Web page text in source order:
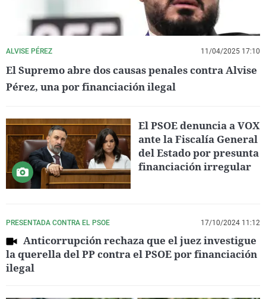
ALVISE PÉREZ 11/04/2025 17:10
El Supremo abre dos causas penales contra Alvise
Pérez, una por financiación ilegal
El PSOE denuncia a VOX
ante la Fiscalía General
del Estado por presunta
financiación irregular
PRESENTADA CONTRA EL PSOE 17/10/2024 11:12
Anticorrupción rechaza que el juez investigue
la querella del PP contra el PSOE por financiación
ilegal